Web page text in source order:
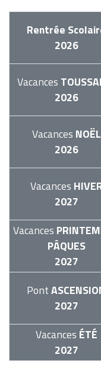
Rentrée
2026
Vacances
2026
Vacances NOËL
2026
Vacances
2027
Vacances
PÂQUES
2027
Pont
2027
Vacances ÉTÉ
2027